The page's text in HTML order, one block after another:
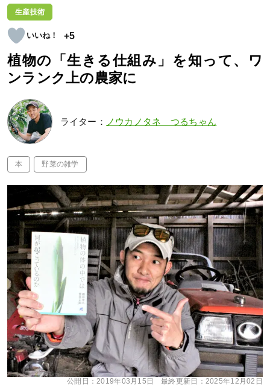
生産技術
+5
植物の「生きる仕組み」を知って、ワ
ンランク上の農家に
ライター： ノウカノタネ つるちゃん
本 野菜の雑学
公開日：2019年03月15日 最終更新日： 2025年12月02日